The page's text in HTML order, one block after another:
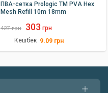
ПВА-сетка Prologic TM PVA Hex
Mesh Refill 10m 18mm
427 грн 303 грн
Кешбек 9.09 грн